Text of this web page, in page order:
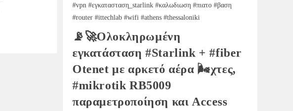
📡🚀Ολοκληρωμένη
εγκατάσταση #Starlink + #fiber
Otenet με αρκετό αέρα 🌬χτες,
#mikrotik RB5009
παραμετροποίηση και Access